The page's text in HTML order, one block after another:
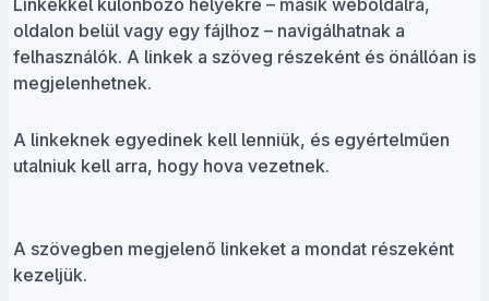
Linkekkel különböző helyekre – másik weboldalra,
oldalon belül vagy egy fájlhoz – navigálhatnak a
felhasználók. A linkek a szöveg részeként és önállóan is
megjelenhetnek.
A linkeknek egyedinek kell lenniük, és egyértelműen
utalniuk kell arra, hogy hova vezetnek.
A szövegben megjelenő linkeket a mondat részeként
kezeljük.